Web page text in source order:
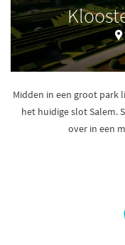
Midden in een groot park
het huidige slot Salem.
over in een